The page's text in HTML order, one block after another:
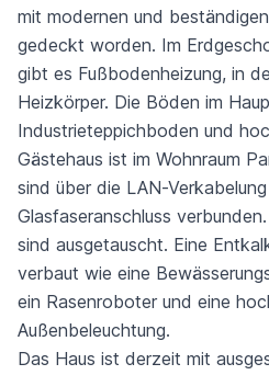
mit modernen und
gedeckt worden. Im
gibt es Fußbodenheizung, in
Heizkörper. Die Böden im
Industrieteppichboden und
Gästehaus ist im Wohnraum
sind über die LAN-
Glasfaseranschluss
sind ausgetauscht. Eine
verbaut wie eine
ein Rasenroboter und eine
Außenbeleuchtung.
Das Haus ist derzeit mit